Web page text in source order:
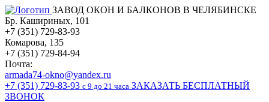
ЗАВОД ОКОН И БАЛКОНОВ В ЧЕЛЯБИНСКЕ
Бр. Кашириных, 101
+7 (351) 729-83-93
Комарова, 135
+7 (351) 729-84-94
Почта:
armada74-okno@yandex.ru
+7 (351) 729-83-93 c 9 до 21 часа ЗАКАЗАТЬ БЕСПЛАТНЫЙ
ЗВОНОК